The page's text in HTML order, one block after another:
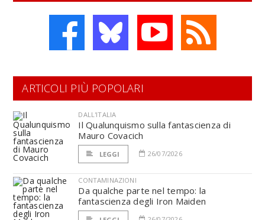
ARTICOLI PIÙ POPOLARI
DALL'ITALIA
Il Qualunquismo sulla fantascienza di
Mauro Covacich
LEGGI 26/07/2026
CONTAMINAZIONI
Da qualche parte nel tempo: la
fantascienza degli Iron Maiden